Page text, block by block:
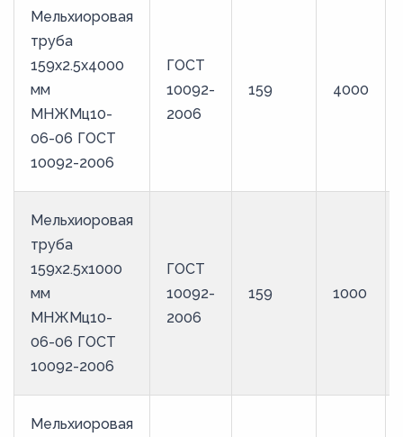
Мельхиоровая
труба
159х2.5х4000
мм
МНЖМц10-
06-06 ГОСТ
10092-2006
ГОСТ
10092-
2006
159 4000
Мельхиоровая
труба
159х2.5х1000
мм
МНЖМц10-
06-06 ГОСТ
10092-2006
ГОСТ
10092-
2006
159 1000
Мельхиоровая